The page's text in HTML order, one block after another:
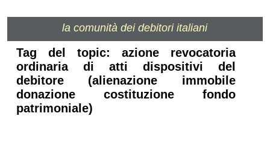
la comunità dei debitori italiani
Tag del topic: azione revocatoria
ordinaria di atti dispositivi del
debitore (alienazione immobile
donazione costituzione fondo
patrimoniale)